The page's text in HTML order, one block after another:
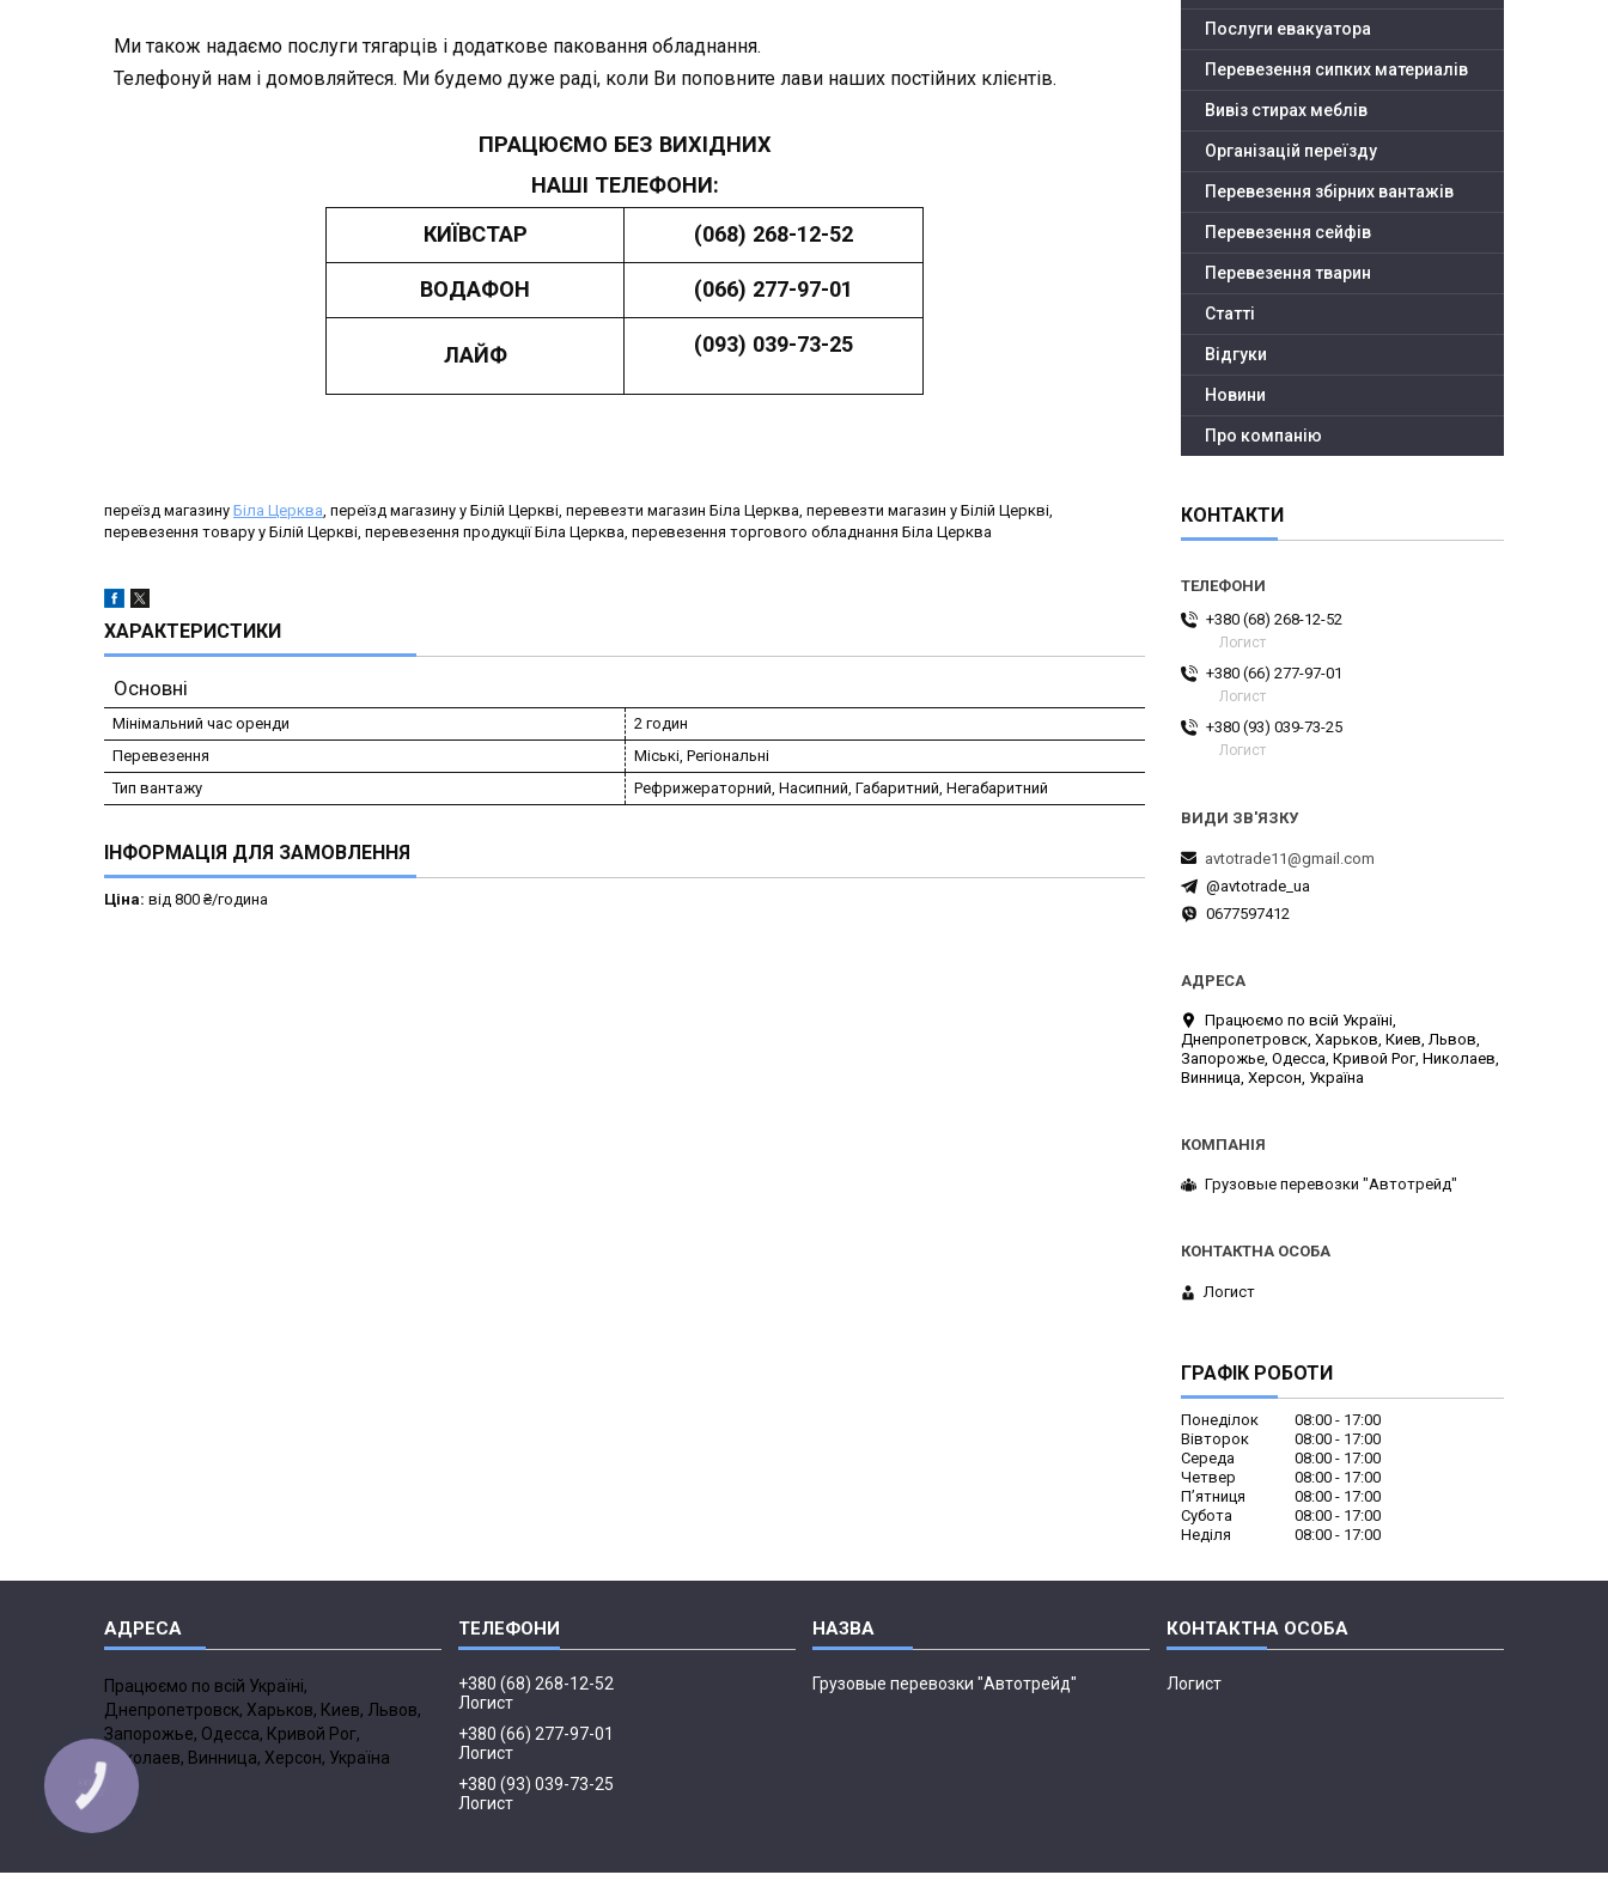
Ми також надаємо послуги тягарців і додаткове паковання обладнання.
Телефонуй нам і домовляйтеся. Ми будемо дуже раді, коли Ви поповните лави наших постійних клієнтів.
ПРАЦЮЄМО БЕЗ ВИХІДНИХ
НАШІ ТЕЛЕФОНИ:
КИЇВСТАР
(068) 268-12-52
ВОДАФОН (066) 277-97-01
ЛАЙФ (093) 039-73-25
переїзд магазину Біла Церква , переїзд магазину у Білій Церкві, перевезти магазин Біла Церква, перевезти магазин у Білій Церкві,
перевезення товару у Білій Церкві, перевезення продукції Біла Церква, перевезення торгового обладнання Біла Церква
ХАРАКТЕРИСТИКИ
Основні
Мінімальний час оренди
2 годин
Перевезення
Міські, Регіональні
Тип вантажу
Рефрижераторний, Насипний, Габаритний, Негабаритний
ІНФОРМАЦІЯ ДЛЯ ЗАМОВЛЕННЯ
Ціна: від 800 ₴/година
Послуги евакуатора
Перевезення сипких материалів
Вивіз стирах меблів
Організацій переїзду
Перевезення збірних вантажів
Перевезення сейфів
Перевезення тварин
Статті
Відгуки
Новини
Про компанію
КОНТАКТИ
+380 (68) 268-12-52
Логист
+380 (66) 277-97-01
Логист
+380 (93) 039-73-25
Логист
avtotrade11@gmail.com
@avtotrade_ua
0677597412
Працюємо по всій Україні,
Днепропетровск, Харьков, Киев, Львов,
Запорожье, Одесса, Кривой Рог, Николаев,
Винница, Херсон, Україна
Грузовые перевозки "Автотрейд"
Логист
ГРАФІК РОБОТИ
Понеділок 08:00
17:00
Вівторок
08:00
17:00
Середа
08:00
17:00
Четвер
08:00
17:00
Пʼятниця
08:00
17:00
Субота
08:00
17:00
Неділя
08:00 17:00
Працюємо по всій Україні,
Днепропетровск, Харьков, Киев, Львов,
Запорожье, Одесса, Кривой Рог,
Николаев, Винница, Херсон, Україна
+380 (68) 268-12-52
Логист
+380 (66) 277-97-01
Логист
+380 (93) 039-73-25
Логист
Грузовые перевозки "Автотрейд" Логист